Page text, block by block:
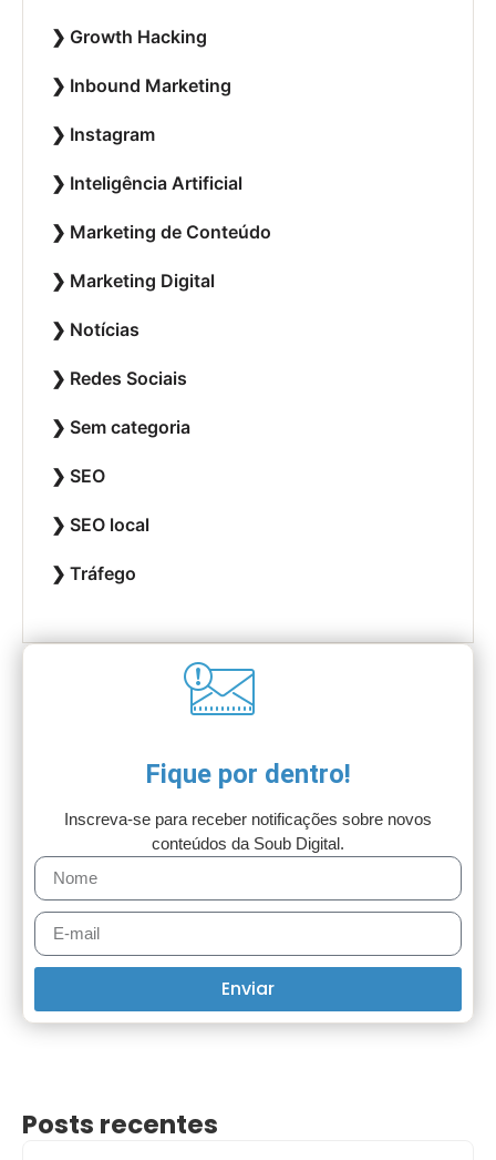
Growth Hacking
Inbound Marketing
Instagram
Inteligência Artificial
Marketing de Conteúdo
Marketing Digital
Notícias
Redes Sociais
Sem categoria
SEO
SEO local
Tráfego
Fique por dentro!
Inscreva-se para receber notificações sobre novos
conteúdos da Soub Digital.
Enviar
Posts recentes